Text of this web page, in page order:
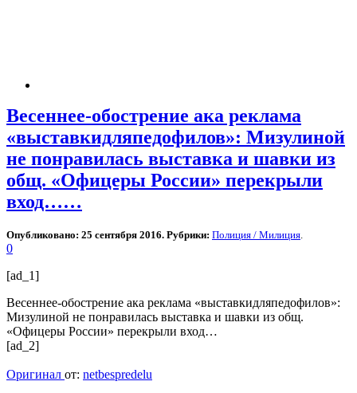
Весеннее-обострение ака реклама
«выставкидляпедофилов»: Мизулиной
не понравилась выставка и шавки из
общ. «Офицеры России» перекрыли
вход……
Опубликовано: 25 сентября 2016. Рубрики: Полиция / Милиция
0
[ad_1]
Весеннее-обострение ака реклама «выставкидляпедофилов»:
Мизулиной не понравилась выставка и шавки из общ.
«Офицеры России» перекрыли вход…
[ad_2]
Оригинал от: netbespredelu